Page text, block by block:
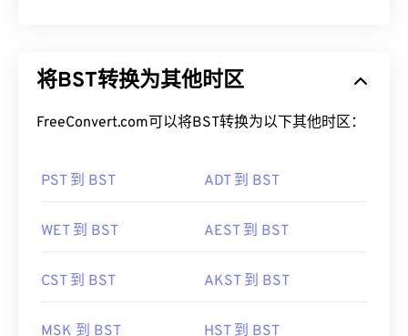
将BST转换为其他时区
FreeConvert.com可以将BST转换为以下其他时区：
PST 到 BST ADT 到 BST
WET 到 BST AEST 到 BST
CST 到 BST AKST 到 BST
MSK 到 BST HST 到 BST